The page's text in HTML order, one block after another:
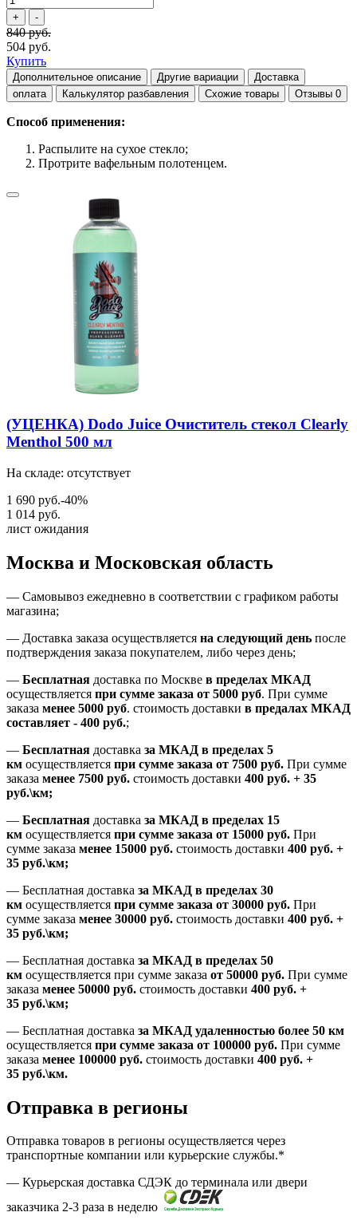
840 руб.
504 руб.
Купить
Дополнительное описание Другие вариации
Доставка
оплата
Калькулятор разбавления Схожие товары Отзывы 0
Способ применения:
Распылите на сухое стекло;
Протрите вафельным полотенцем.
(УЦЕНКА) Dodo Juice Очиститель стекол Clearly
Menthol 500 мл
На складе: отсутствует
1 690 руб.-40%
1 014 руб.
лист ожидания
Москва и Московская область
— Самовывоз ежедневно в соответствии с графиком работы
магазина;
— Доставка заказа осуществляется на следующий день после
подтверждения заказа покупателем, либо через день;
— Бесплатная доставка по Москве в пределах МКАД
осуществляется при сумме заказа от 5000 руб. При сумме
заказа менее 5000 руб. стоимость доставки в предалах МКАД
составляет - 400 руб.;
— Бесплатная доставка за МКАД в пределах 5
км осуществляется при сумме заказа от 7500 руб. При сумме
заказа менее 7500 руб. стоимость доставки 400 руб. + 35
руб.\км;
— Бесплатная доставка за МКАД в пределах 15
км осуществляется при сумме заказа от 15000 руб. При
сумме заказа менее 15000 руб. стоимость доставки 400 руб. +
35 руб.\км;
— Бесплатная доставка за МКАД в пределах 30
км осуществляется при сумме заказа от 30000 руб. При
сумме заказа менее 30000 руб. стоимость доставки 400 руб. +
35 руб.\км;
— Бесплатная доставка за МКАД в пределах 50
км осуществляется при сумме заказа от 50000 руб. При сумме
заказа менее 50000 руб. стоимость доставки 400 руб. +
35 руб.\км;
— Бесплатная доставка за МКАД удаленностью более 50 км
осуществляется при сумме заказа от 100000 руб. При сумме
заказа менее 100000 руб. стоимость доставки 400 руб. +
35 руб.\км.
Отправка в регионы
Отправка товаров в регионы осуществляется через
транспортные компании или курьерские службы.*
— Курьерская доставка СДЭК до терминала или двери
заказчика 2-3 раза в неделю